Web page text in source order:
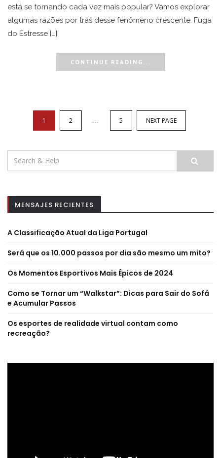
está se tornando cada vez mais popular? Vamos explorar
algumas razões por trás desse fenômeno crescente. Fuga
do Estresse […]
CONTINUE READING...
1 2 … 5 NEXT PAGE
for:
MENSAJES RECIENTES
A Classificação Atual da Liga Portugal
Será que os 10.000 passos por dia são mesmo um mito?
Os Momentos Esportivos Mais Épicos de 2024
Como se Tornar um “Walkstar”: Dicas para Sair do Sofá
e Acumular Passos
Os esportes de realidade virtual contam como
recreação?